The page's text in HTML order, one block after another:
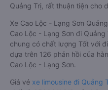
Quảng Trị, rất thuận tiện cho
Xe Cao Lộc - Lạng Sơn
Cao Lộc - Lạng Sơn đi
chung có chất lượng Tốt với
dựa trên 126 phản hồi của
Cao Lộc - Lạng Sơn.
Giá vé xe limousine đi Quảng